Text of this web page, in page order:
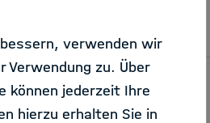
verwenden wir
zu. Über
können jederzeit Ihre
hierzu erhalten Sie in